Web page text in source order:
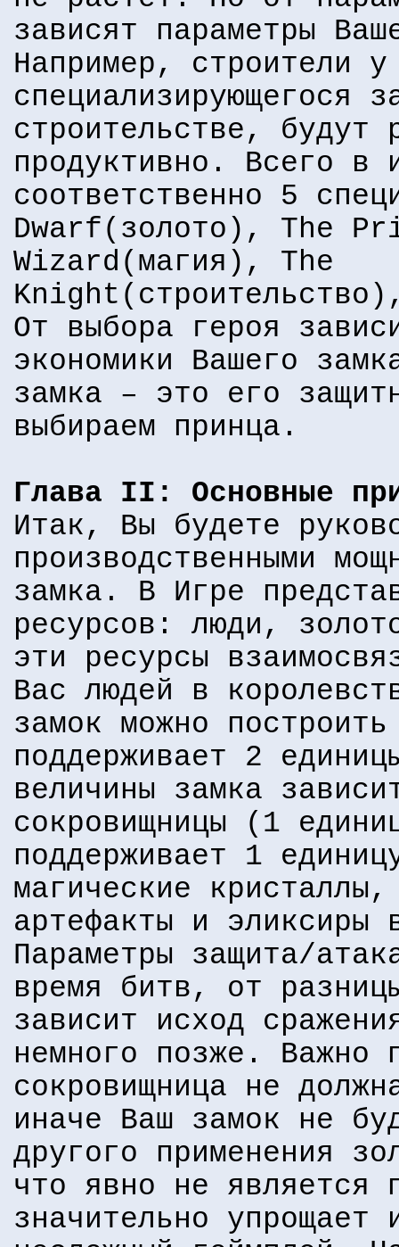
зависят параметры
Например, строители
специализирующегося
строительстве, будут
продуктивно. Всего в
соответственно 5
Dwarf(золото), The
Wizard(магия), The
От выбора героя
экономики Вашего
замка – это его
выбираем принца.
Глава II: Основные
Итак, Вы будете
производственными
замка. В Игре
ресурсов: люди,
эти ресурсы
Вас людей в
замок можно
поддерживает 2
величины замка
сокровищницы (1
поддерживает 1
магические
артефакты и эликсиры
Параметры защита/
время битв, от
зависит исход
немного позже. Важно
сокровищница не
иначе Ваш замок не
другого применения
что явно не является
значительно упрощает